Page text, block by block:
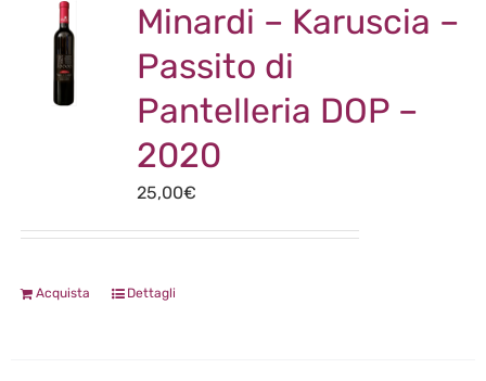
Minardi – Karuscia –
Passito di
Pantelleria DOP –
2020
25,00€
Acquista Dettagli